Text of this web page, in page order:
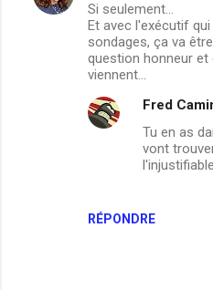
Si seulement...
Et avec l'exécutif
sondages, ça va
question honneur et
viennent...
RÉPONDRE
Fred
Tu en as
vont